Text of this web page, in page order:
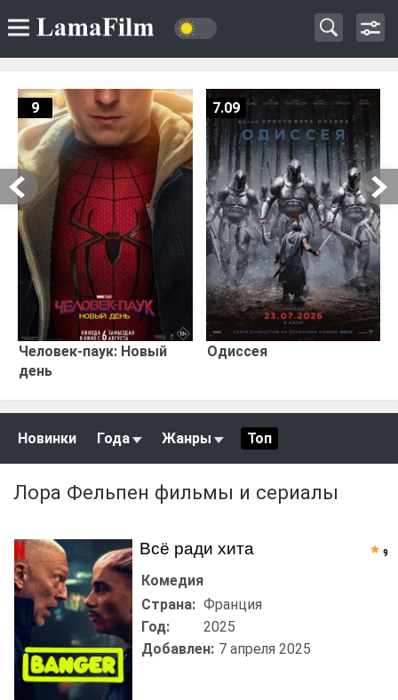
Человек-паук: Новый
день
9
Одиссея
7.09
Новинки Года Жанры Топ
Лора Фельпен фильмы и сериалы
Всё ради хита
Комедия
Страна: Франция
Год:
2025
Добавлен: 7 апреля 2025
9